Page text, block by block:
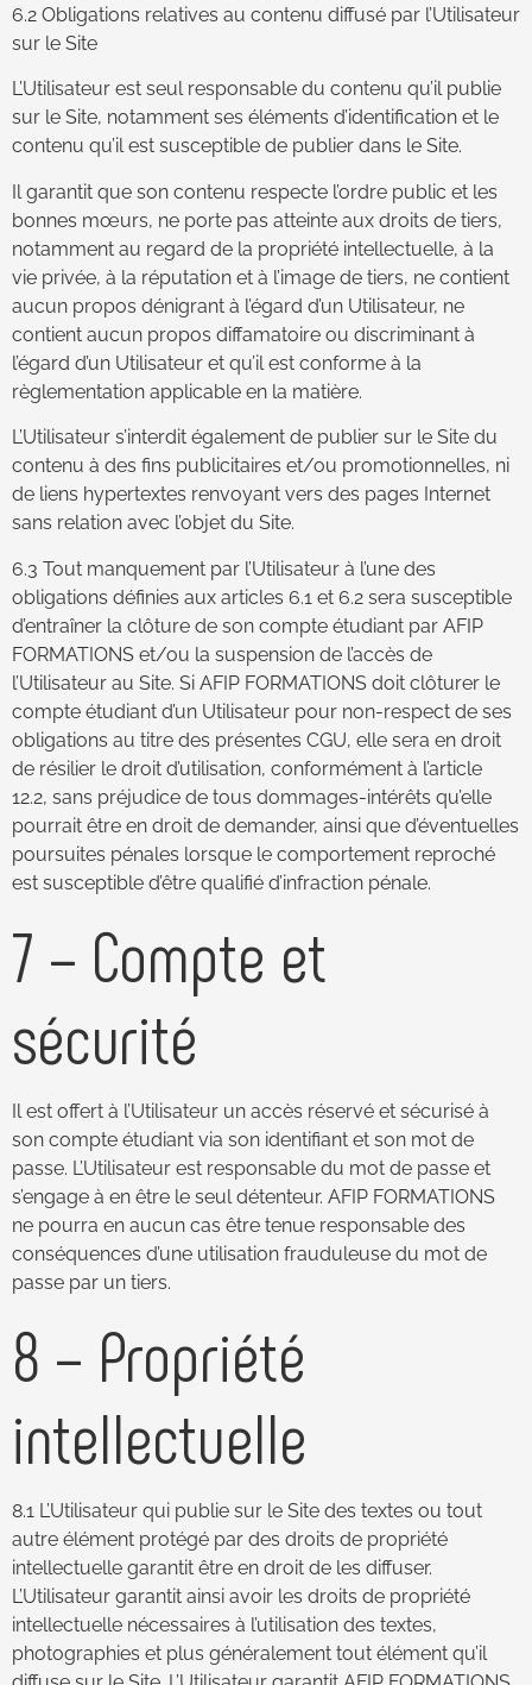
6.2 Obligations relatives au contenu diffusé par l’Utilisateur
sur le Site
L’Utilisateur est seul responsable du contenu qu’il publie
sur le Site, notamment ses éléments d’identification et le
contenu qu’il est susceptible de publier dans le Site.
Il garantit que son contenu respecte l’ordre public et les
bonnes mœurs, ne porte pas atteinte aux droits de tiers,
notamment au regard de la propriété intellectuelle, à la
vie privée, à la réputation et à l’image de tiers, ne contient
aucun propos dénigrant à l’égard d’un Utilisateur, ne
contient aucun propos diffamatoire ou discriminant à
l’égard d’un Utilisateur et qu’il est conforme à la
règlementation applicable en la matière.
L’Utilisateur s’interdit également de publier sur le Site du
contenu à des fins publicitaires et/ou promotionnelles, ni
de liens hypertextes renvoyant vers des pages Internet
sans relation avec l’objet du Site.
6.3 Tout manquement par l’Utilisateur à l’une des
obligations définies aux articles 6.1 et 6.2 sera susceptible
d’entraîner la clôture de son compte étudiant par AFIP
FORMATIONS et/ou la suspension de l’accès de
l’Utilisateur au Site. Si AFIP FORMATIONS doit clôturer le
compte étudiant d’un Utilisateur pour non-respect de ses
obligations au titre des présentes CGU, elle sera en droit
de résilier le droit d’utilisation, conformément à l’article
12.2, sans préjudice de tous dommages-intérêts qu’elle
pourrait être en droit de demander, ainsi que d’éventuelles
poursuites pénales lorsque le comportement reproché
est susceptible d’être qualifié d’infraction pénale.
7 – Compte et
sécurité
Il est offert à l’Utilisateur un accès réservé et sécurisé à
son compte étudiant via son identifiant et son mot de
passe. L’Utilisateur est responsable du mot de passe et
s’engage à en être le seul détenteur. AFIP FORMATIONS
ne pourra en aucun cas être tenue responsable des
conséquences d’une utilisation frauduleuse du mot de
passe par un tiers.
8 – Propriété
intellectuelle
8.1 L’Utilisateur qui publie sur le Site des textes ou tout
autre élément protégé par des droits de propriété
intellectuelle garantit être en droit de les diffuser.
L’Utilisateur garantit ainsi avoir les droits de propriété
intellectuelle nécessaires à l’utilisation des textes,
photographies et plus généralement tout élément qu’il